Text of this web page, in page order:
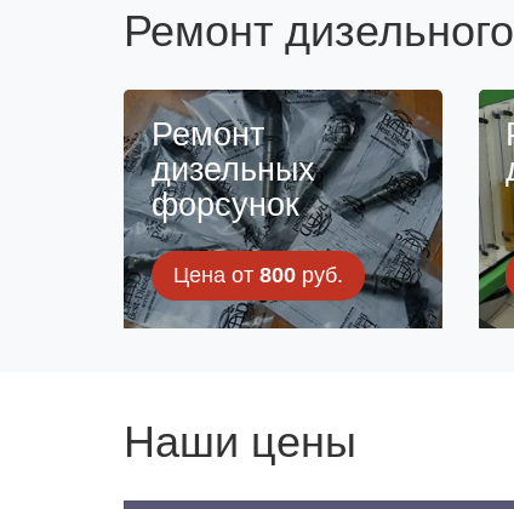
Ремонт
Ремонт
дизельных
форсунок
Цена от 800руб.
Наши цены